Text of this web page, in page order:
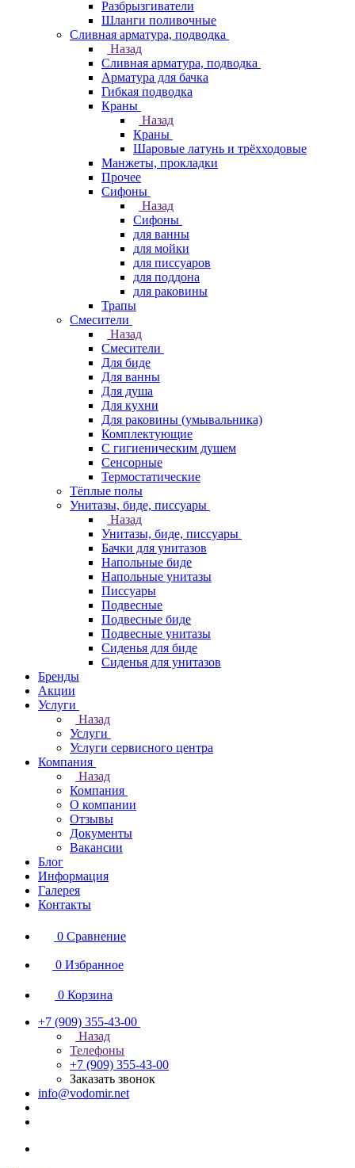
Разбрызгиватели
Шланги поливочные
Сливная арматура, подводка
Назад
Сливная арматура, подводка
Арматура для бачка
Гибкая подводка
Краны
Назад
Краны
Шаровые латунь и трёхходовые
Манжеты, прокладки
Прочее
Сифоны
Назад
Сифоны
для ванны
для мойки
для писсуаров
для поддона
для раковины
Трапы
Смесители
Назад
Смесители
Для биде
Для ванны
Для душа
Для кухни
Для раковины (умывальника)
Комплектующие
С гигиеническим душем
Сенсорные
Термостатические
Тёплые полы
Унитазы, биде, писсуары
Назад
Унитазы, биде, писсуары
Бачки для унитазов
Напольные биде
Напольные унитазы
Писсуары
Подвесные
Подвесные биде
Подвесные унитазы
Сиденья для биде
Сиденья для унитазов
Бренды
Акции
Услуги
Назад
Услуги
Услуги сервисного центра
Компания
Назад
Компания
О компании
Отзывы
Документы
Вакансии
Блог
Информация
Галерея
Контакты
0 Сравнение
0 Избранное
0 Корзина
+7 (909) 355-43-00
Назад
Телефоны
+7 (909) 355-43-00
Заказать звонок
info@vodomir.net